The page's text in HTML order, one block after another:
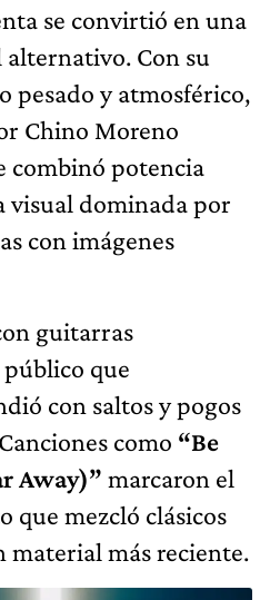
se convirtió en una
Con su
pesado y atmosférico,
Chino Moreno
combinó potencia
visual dominada por
con imágenes
guitarras
que
con saltos y pogos
como “Be
Away)” marcaron el
que mezcló clásicos
material más reciente.